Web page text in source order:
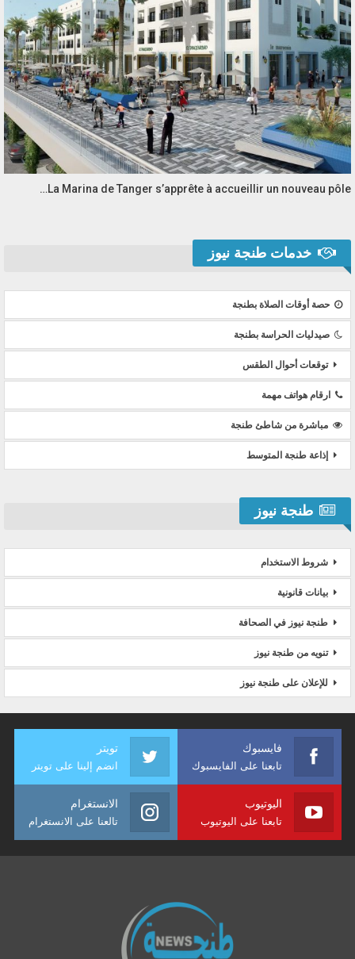
La Marina de Tanger s’apprête à accueillir un nouveau pôle…
خدمات طنجة نيوز
حصة أوقات الصلاة بطنجة
صيدليات الحراسة بطنجة
توقعات أحوال الطقس
ارقام هواتف مهمة
مباشرة من شاطئ طنجة
إذاعة طنجة المتوسط
طنجة نيوز
شروط الاستخدام
بيانات قانونية
طنجة نيوز في الصحافة
تنويه من طنجة نيوز
للإعلان على طنجة نيوز
فايسبوك
تابعنا على الفايسبوك
تويتر
انضم إلينا على تويتر
اليوتيوب
تابعنا على اليوتيوب
الانستغرام
تالعنا على الانستغرام